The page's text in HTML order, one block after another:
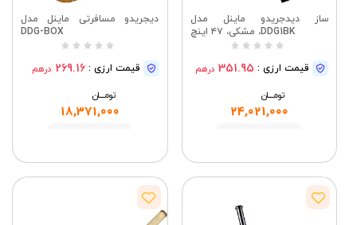
ساز دیدجریدو ماینل مدل
DDG1BK، مشکی، ۴۷ اینچ
قیمت ارزی : 351.95 درهم
تومــــــان
24,021,000
دیجریدو مسافرتی ماینل مدل
DDG-BOX
قیمت ارزی : 269.16 درهم
تومــــــان
18,371,000